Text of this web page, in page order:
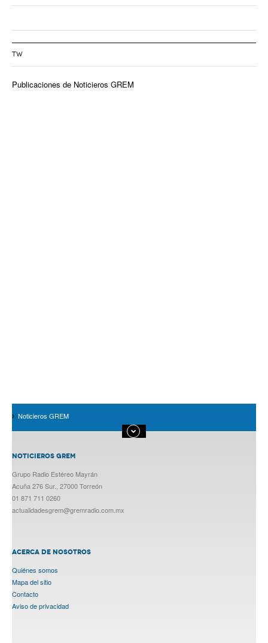
TW
Publicaciones de Noticieros GREM
Noticieros GREM
NOTICIEROS GREM
Grupo Radio Estéreo Mayrán
Acuña 276 Sur., 27000 Torreón
01 871 711 0260
actualidadesgrem@gremradio.com.mx
ACERCA DE NOSOTROS
Quiénes somos
Mapa del sitio
Contacto
Aviso de privacidad